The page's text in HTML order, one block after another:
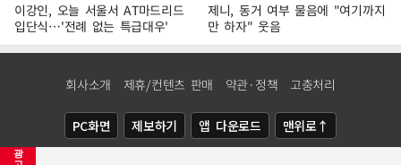
광
이강인, 오늘 서울서 AT마드리드
입단식…'전례 없는 특급대우'
제니, 동거 여부 물음에 "여기까지
만 하자" 웃음
회사소개 제휴/컨텐츠 판매 약관·정책 고충처리
PC화면 제보하기 앱 다운로드 맨위로↑